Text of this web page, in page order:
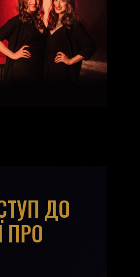
/Юлія Майовецька
,)/Григорій Паршин
,)/Арсеній Яндюк
Єгор Абрамов
,)/
(Барабани ,)/
ДО
ПРО